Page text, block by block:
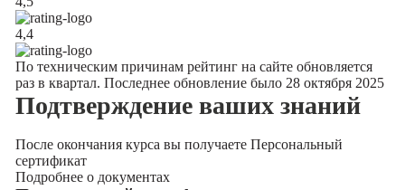
4,4
По техническим причинам рейтинг на сайте обновляется
раз в квартал. Последнее обновление было 28 октября 2025
Подтверждение ваших знаний
После окончания курса вы получаете Персональный
сертификат
Подробнее о документах